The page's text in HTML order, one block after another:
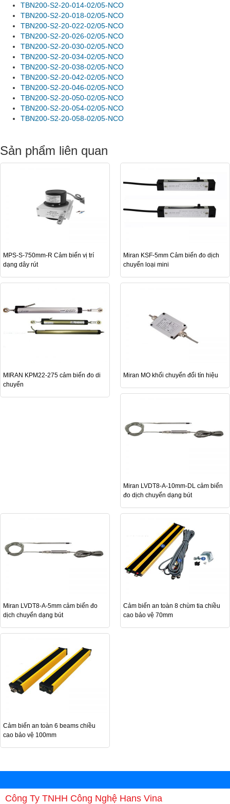
TBN200-S2-20-014-02/05-NCO
TBN200-S2-20-018-02/05-NCO
TBN200-S2-20-022-02/05-NCO
TBN200-S2-20-026-02/05-NCO
TBN200-S2-20-030-02/05-NCO
TBN200-S2-20-034-02/05-NCO
TBN200-S2-20-038-02/05-NCO
TBN200-S2-20-042-02/05-NCO
TBN200-S2-20-046-02/05-NCO
TBN200-S2-20-050-02/05-NCO
TBN200-S2-20-054-02/05-NCO
TBN200-S2-20-058-02/05-NCO
Sản phẩm liên quan
MPS-S-750mm-R Cảm biến vị trí
dạng dây rút
Miran KSF-5mm Cảm biến đo dịch
chuyển loại mini
MIRAN KPM22-275 cảm biến đo di
chuyển
Miran MO khối chuyển đổi tín hiệu
Miran LVDT8-A-10mm-DL cảm biến
đo dịch chuyển dạng bút
Miran LVDT8-A-5mm cảm biến đo
dịch chuyển dạng bút
Cảm biến an toàn 8 chùm tia chiều
cao bảo vệ 70mm
Cảm biến an toàn 6 beams chiều
cao bảo vệ 100mm
Công Ty TNHH Công Nghệ Hans Vina